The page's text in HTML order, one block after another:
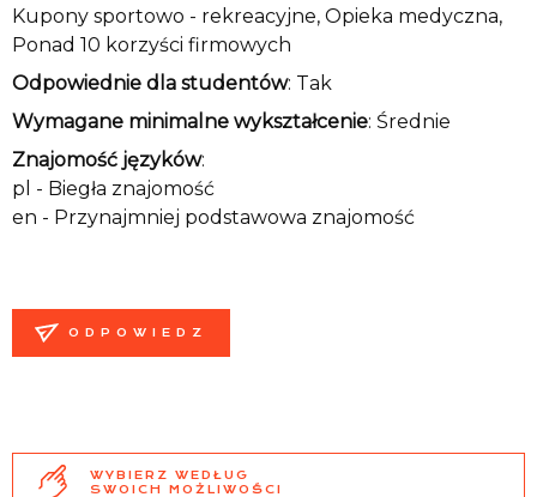
Kupony sportowo - rekreacyjne, Opieka medyczna,
Ponad 10 korzyści firmowych
Odpowiednie dla studentów: Tak
Wymagane minimalne wykształcenie: Średnie
Znajomość języków:
pl - Biegła znajomość
en - Przynajmniej podstawowa znajomość
ODPOWIEDZ
WYBIERZ WEDŁUG
SWOICH MOŻLIWOŚCI